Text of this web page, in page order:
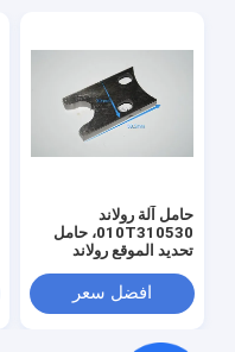
حامل آلة رولاند
010T310530، حامل
تحديد الموقع رولاند
افضل سعر